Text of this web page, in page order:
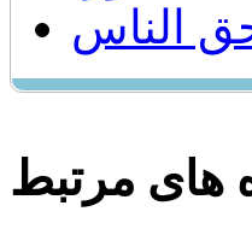
الناس
های مرتبط